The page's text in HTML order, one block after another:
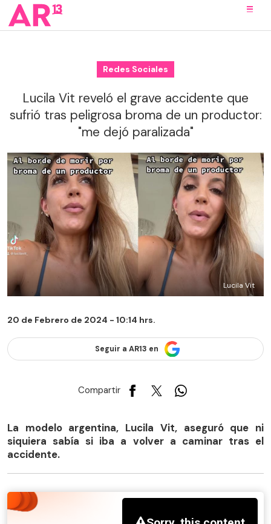
Redes Sociales
Lucila Vit reveló el grave accidente que
sufrió tras peligrosa broma de un productor:
"me dejó paralizada"
Lucila Vit
20 de Febrero de 2024 - 10:14 hrs.
Seguir a AR13 en
Compartir
La modelo argentina, Lucila Vit, aseguró que ni
siquiera sabía si iba a volver a caminar tras el
accidente.